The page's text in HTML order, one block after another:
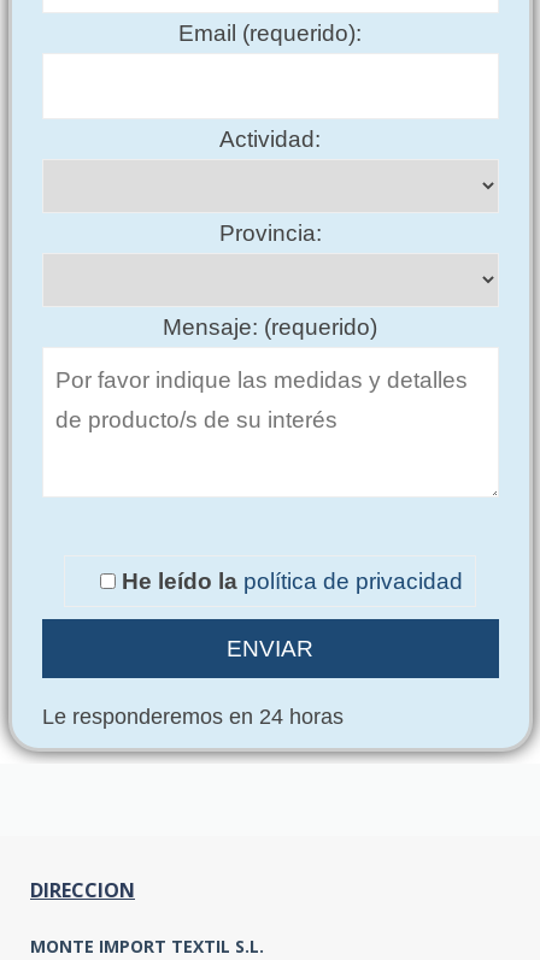
Email (requerido):
Actividad:
Provincia:
Mensaje: (requerido)
He leído la política de privacidad
Le responderemos en 24 horas
DIRECCION
MONTE IMPORT TEXTIL S.L.